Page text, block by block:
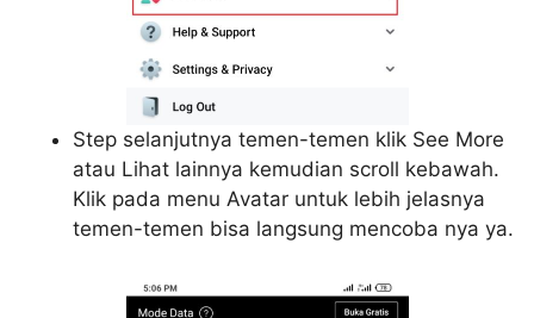
Step selanjutnya temen-temen klik See More
atau Lihat lainnya kemudian scroll kebawah.
Klik pada menu Avatar untuk lebih jelasnya
temen-temen bisa langsung mencoba nya ya.